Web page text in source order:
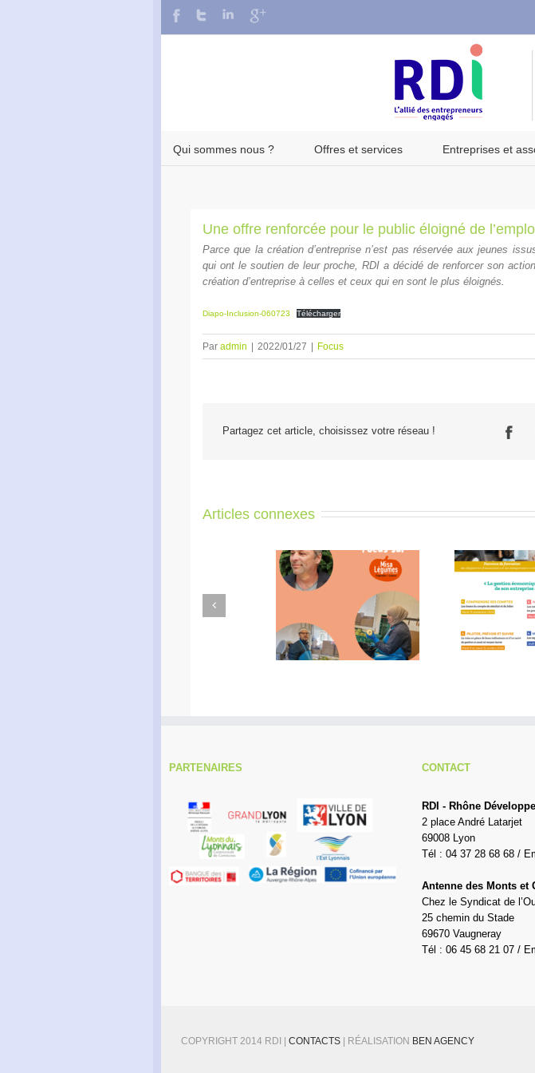
Qui sommes nous ? Offres et services Entreprises et
Une offre renforcée pour le public éloigné de
Parce que la création d’entreprise n’est pas réservée aux jeunes
qui ont le soutien de leur proche, RDI a décidé de renforcer son
création d’entreprise à celles et ceux qui en sont le plus éloignés.
Diapo-Inclusion-060723 Télécharger
Par admin 2022/01/27 Focus
Partagez cet article, choisissez votre réseau !
Articles connexes
Formation 2O26, les
inscriptions sont ouvertes !
Previous
PARTENAIRES CONTACT
RDI - Rhône
2 place André Latarjet
69008 Lyon
Tél : 04 37 28 68 68 /
Antenne des Monts et
Chez le Syndicat de
25 chemin du Stade
69670 Vaugneray
Tél : 06 45 68 21 07 /
COPYRIGHT 2014 RDI | CONTACTS | RÉALISATION BEN AGENCY